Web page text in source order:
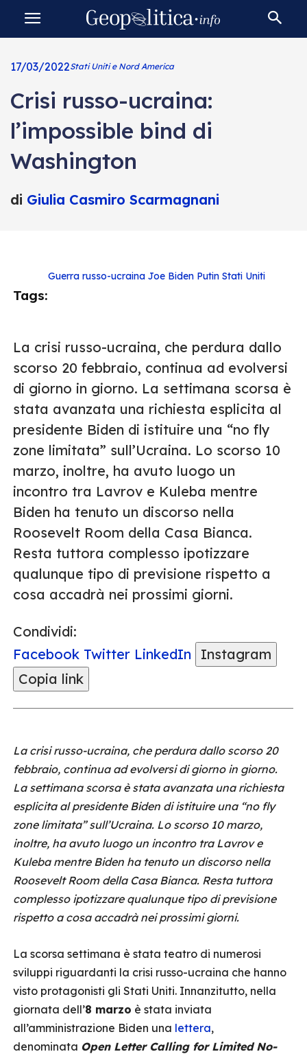
17/03/2022Stati Uniti e Nord America
Crisi russo-ucraina:
l’impossible bind di
Washington
di Giulia Casmiro Scarmagnani
Tags:
Guerra russo-ucraina Joe Biden Putin Stati Uniti
La crisi russo-ucraina, che perdura dallo
scorso 20 febbraio, continua ad evolversi
di giorno in giorno. La settimana scorsa è
stata avanzata una richiesta esplicita al
presidente Biden di istituire una “no fly
zone limitata” sull’Ucraina. Lo scorso 10
marzo, inoltre, ha avuto luogo un
incontro tra Lavrov e Kuleba mentre
Biden ha tenuto un discorso nella
Roosevelt Room della Casa Bianca.
Resta tuttora complesso ipotizzare
qualunque tipo di previsione rispetto a
cosa accadrà nei prossimi giorni.
Condividi:
Facebook Twitter LinkedIn
Instagram
Copia link
La crisi russo-ucraina, che perdura dallo scorso 20
febbraio, continua ad evolversi di giorno in giorno.
La settimana scorsa è stata avanzata una richiesta
esplicita al presidente Biden di istituire una “no fly
zone limitata” sull’Ucraina. Lo scorso 10 marzo,
inoltre, ha avuto luogo un incontro tra Lavrov e
Kuleba mentre Biden ha tenuto un discorso nella
Roosevelt Room della Casa Bianca. Resta tuttora
complesso ipotizzare qualunque tipo di previsione
rispetto a cosa accadrà nei prossimi giorni.
La scorsa settimana è stata teatro di numerosi
sviluppi riguardanti la crisi russo-ucraina che hanno
visto protagonisti gli Stati Uniti. Innanzitutto, nella
giornata dell’8 marzo è stata inviata
all’amministrazione Biden una lettera,
denominata Open Letter Calling for Limited No-